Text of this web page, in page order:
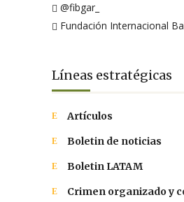
@fibgar_
Fundación Internacional
Líneas estratégicas
Artículos
Boletin de noticias
Boletin LATAM
Crimen organizado y